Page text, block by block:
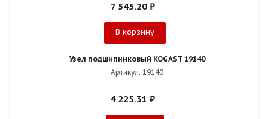
7 545.20₽
В корзину
Узел подшипниковый KOGAST 19140
Артикул: 19140
4 225.31 ₽